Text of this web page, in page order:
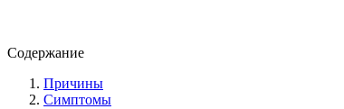
Содержание
Причины
Симптомы